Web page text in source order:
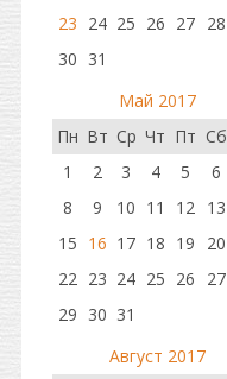
23 24 25 26 27 28
30 31
Май 2017
Пн Вт Ср Чт Пт Сб
1
2 3 4 5 6
8
9 10 11 12 13
15 16 17 18 19 20
22 23 24 25 26 27
29 30 31
Август 2017